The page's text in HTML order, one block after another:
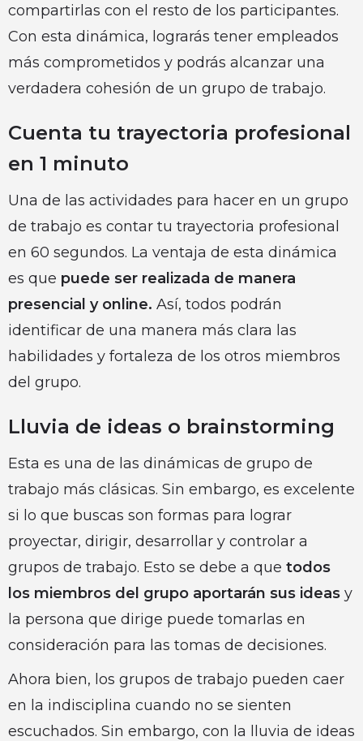
compartirlas con el resto de los participantes.
Con esta dinámica, lograrás tener empleados
más comprometidos y podrás alcanzar una
verdadera cohesión de un grupo de trabajo.
Cuenta tu trayectoria profesional
en 1 minuto
Una de las actividades para hacer en un grupo
de trabajo es contar tu trayectoria profesional
en 60 segundos. La ventaja de esta dinámica
es que puede ser realizada de manera
presencial y online. Así, todos podrán
identificar de una manera más clara las
habilidades y fortaleza de los otros miembros
del grupo.
Lluvia de ideas o brainstorming
Esta es una de las dinámicas de grupo de
trabajo más clásicas. Sin embargo, es excelente
si lo que buscas son formas para lograr
proyectar, dirigir, desarrollar y controlar a
grupos de trabajo. Esto se debe a que todos
los miembros del grupo aportarán sus ideas y
la persona que dirige puede tomarlas en
consideración para las tomas de decisiones.
Ahora bien, los grupos de trabajo pueden caer
en la indisciplina cuando no se sienten
escuchados. Sin embargo, con la lluvia de ideas